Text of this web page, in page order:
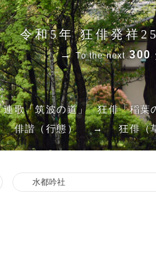
令和5年 狂俳発祥
→To the next300
連歌「筑波の道」
狂俳「稲葉
俳諧（行態） → 狂俳（